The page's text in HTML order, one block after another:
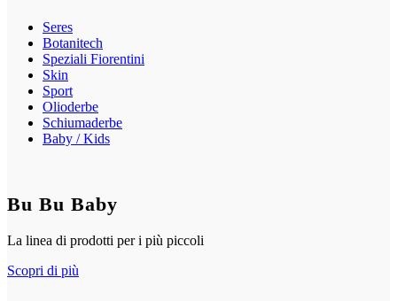
Seres
Botanitech
Speziali Fiorentini
Skin
Sport
Olioderbe
Schiumaderbe
Baby / Kids
Bu Bu Baby
La linea di prodotti per i più piccoli
Scopri di più